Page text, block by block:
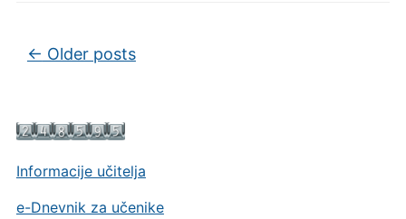
Informacije učitelja
e-Dnevnik za učenike
Post navigation
← Older posts